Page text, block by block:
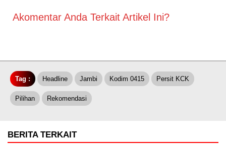
Akomentar Anda Terkait Artikel Ini?
Tag : Headline Jambi Kodim 0415 Persit KCK
Pilihan Rekomendasi
BERITA TERKAIT